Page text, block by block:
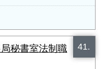
41.
秘書室法制職